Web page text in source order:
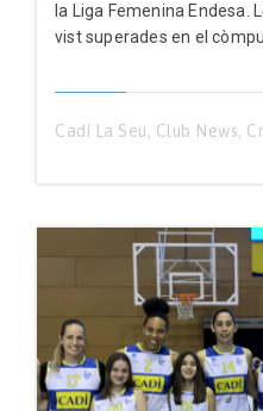
la Liga Femenina Endesa.
vist superades en el
Cadí La Seu, Club News,